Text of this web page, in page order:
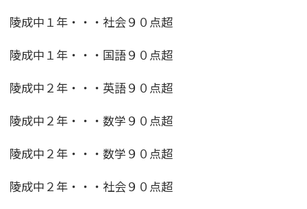
陵成中１年・・・社会９０点超
陵成中１年・・・国語９０点超
陵成中２年・・・英語９０点超
陵成中２年・・・数学９０点超
陵成中２年・・・数学９０点超
陵成中２年・・・社会９０点超